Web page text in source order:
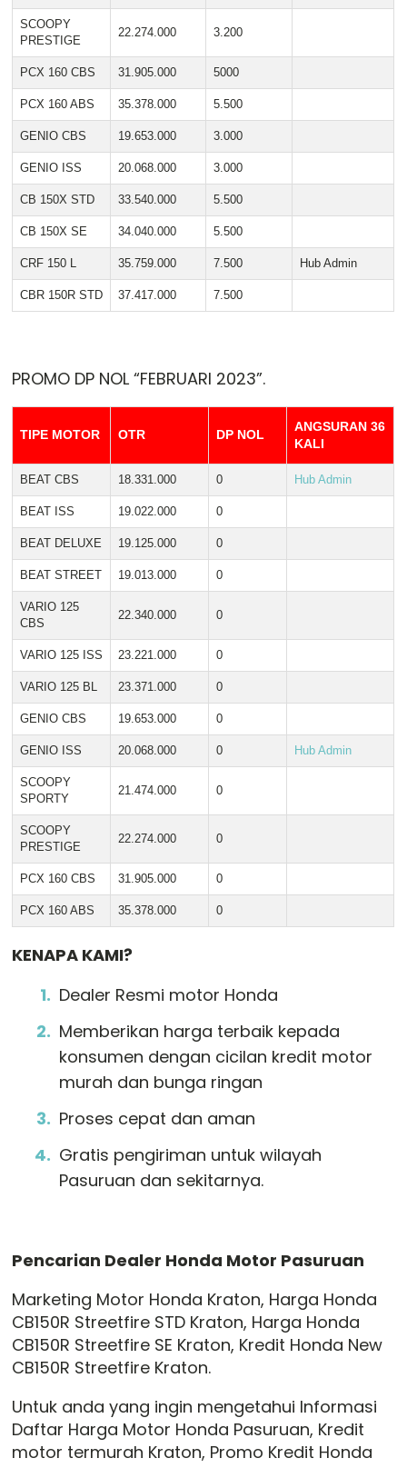
SCOOPY
PRESTIGE
22.274.000 3.200
PCX 160 CBS 31.905.000 5000
PCX 160 ABS 35.378.000 5.500
GENIO CBS 19.653.000 3.000
GENIO ISS 20.068.000 3.000
CB 150X STD 33.540.000 5.500
CB 150X SE 34.040.000 5.500
CRF 150 L 35.759.000 7.500 Hub Admin
CBR 150R STD 37.417.000 7.500
PROMO DP NOL “FEBRUARI 2023”.
TIPE MOTOR OTR DP NOL
ANGSURAN 36
KALI
BEAT CBS 18.331.000 0 Hub Admin
BEAT ISS 19.022.000 0
BEAT DELUXE 19.125.000 0
BEAT STREET 19.013.000 0
VARIO 125
CBS
22.340.000 0
VARIO 125 ISS 23.221.000 0
VARIO 125 BL 23.371.000 0
GENIO CBS 19.653.000 0
GENIO ISS 20.068.000 0 Hub Admin
SCOOPY
SPORTY
21.474.000 0
SCOOPY
PRESTIGE
22.274.000 0
PCX 160 CBS 31.905.000 0
PCX 160 ABS 35.378.000 0
KENAPA KAMI?
Dealer Resmi motor Honda
Memberikan harga terbaik kepada
konsumen dengan cicilan kredit motor
murah dan bunga ringan
Proses cepat dan aman
Gratis pengiriman untuk wilayah
Pasuruan dan sekitarnya.
Pencarian Dealer Honda Motor Pasuruan
Marketing Motor Honda Kraton, Harga Honda
CB150R Streetfire STD Kraton, Harga Honda
CB150R Streetfire SE Kraton, Kredit Honda New
CB150R Streetfire Kraton.
Untuk anda yang ingin mengetahui Informasi
Daftar Harga Motor Honda Pasuruan, Kredit
motor termurah Kraton, Promo Kredit Honda